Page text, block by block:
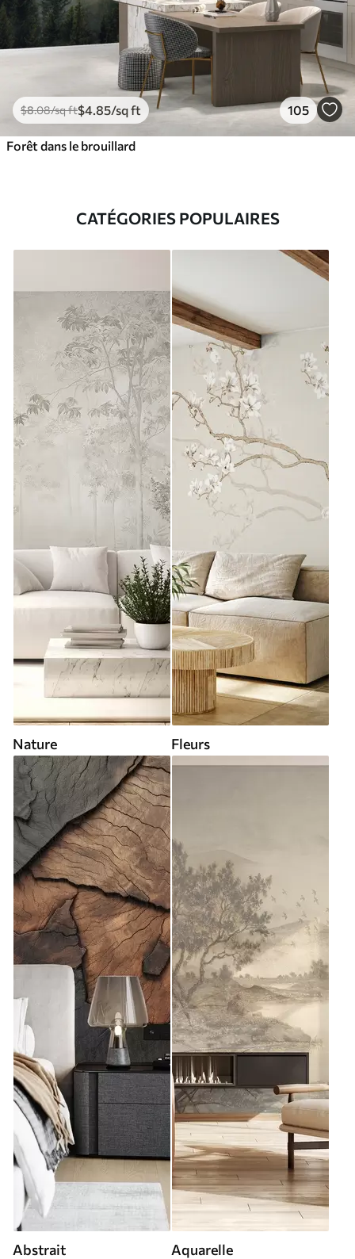
$8.08/sq ft$4 .85/sq ft 105
Forêt dans le brouillard
CATÉGORIES POPULAIRES
Nature Fleurs
Abstrait Aquarelle